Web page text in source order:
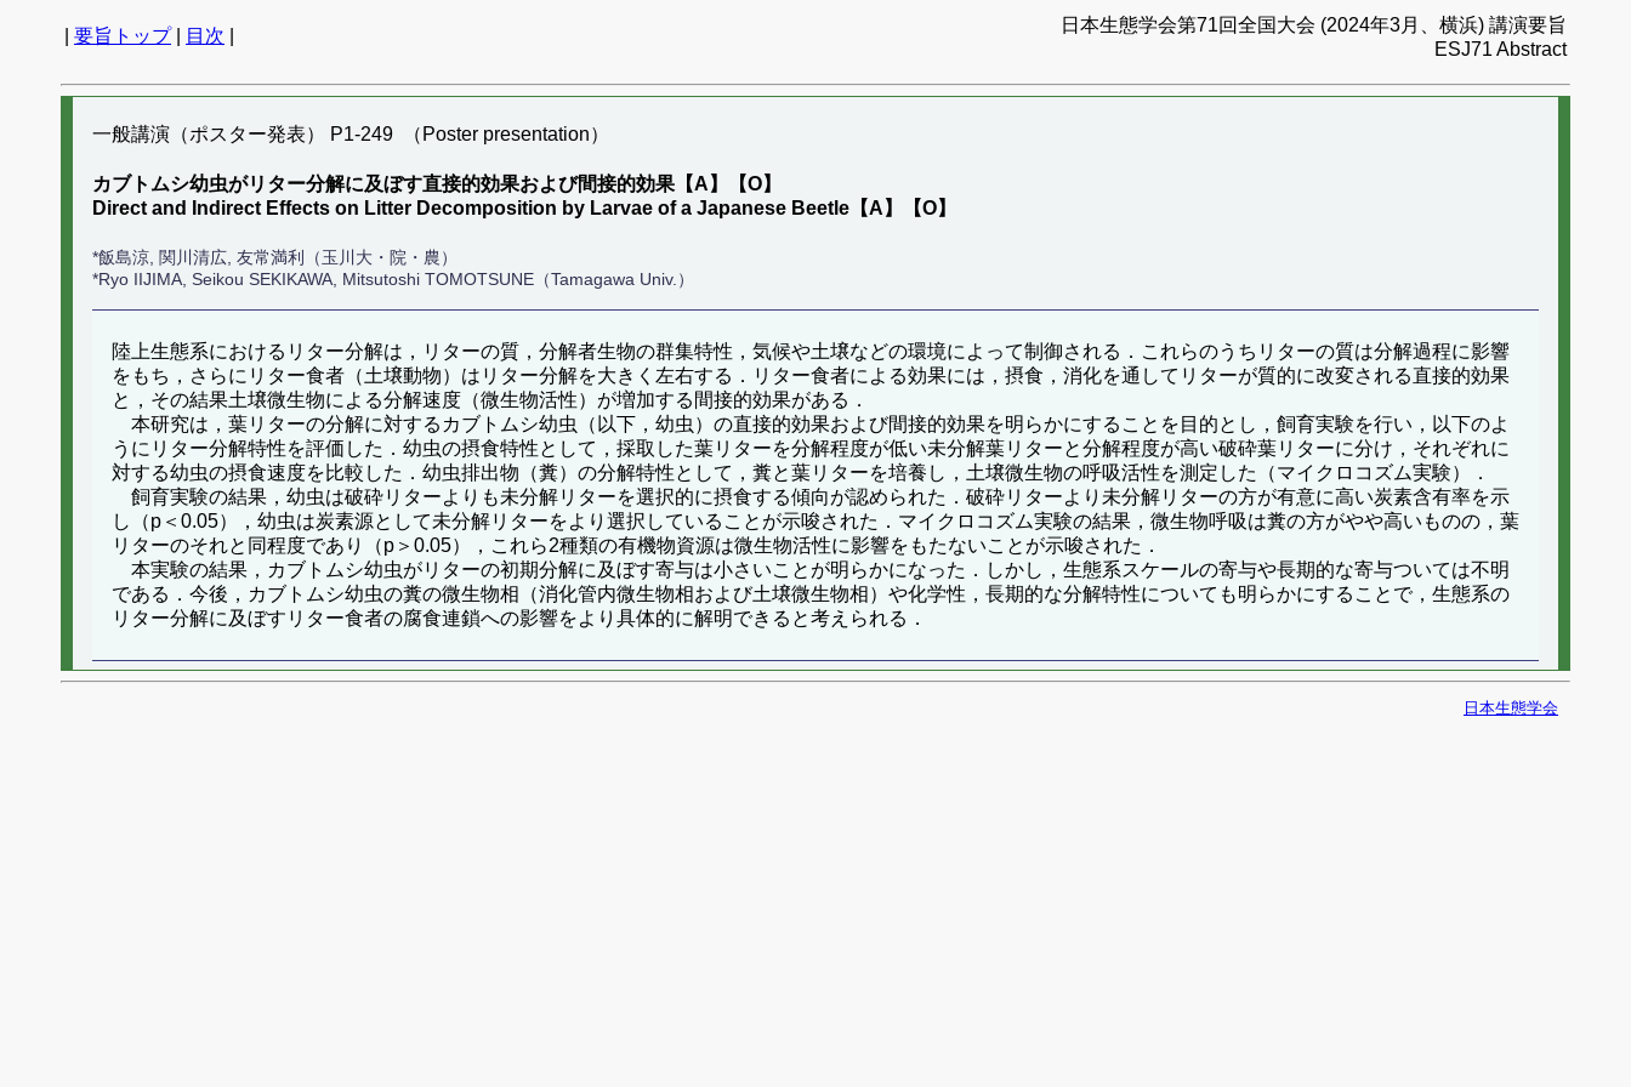
要旨トップ| 目次
日本生態学会第71回全国大会 (2024年3月、横浜) 講演要旨
ESJ71 Abstract
一般講演（ポスター発表） P1-249 （Poster presentation）
カブトムシ幼虫がリター分解に及ぼす直接的効果および間接的効果【A】【O】
Direct and Indirect Effects on Litter Decomposition by Larvae of a Japanese Beetle【A】【O】
*飯島涼, 関川清広, 友常満利（玉川大・院・農）
*Ryo IIJIMA, Seikou SEKIKAWA, Mitsutoshi TOMOTSUNE（Tamagawa Univ.）
陸上生態系におけるリター分解は，リターの質，分解者生物の群集特性，気候や土壌などの環境によって制御される．これらのうちリターの質は分解過程に影響
をもち，さらにリター食者（土壌動物）はリター分解を大きく左右する．リター食者による効果には，摂食，消化を通してリターが質的に改変される直接的効果
と，その結果土壌微生物による分解速度（微生物活性）が増加する間接的効果がある．
本研究は，葉リターの分解に対するカブトムシ幼虫（以下，幼虫）の直接的効果および間接的効果を明らかにすることを目的とし，飼育実験を行い，以下のよ
うにリター分解特性を評価した．幼虫の摂食特性として，採取した葉リターを分解程度が低い未分解葉リターと分解程度が高い破砕葉リターに分け，それぞれに
対する幼虫の摂食速度を比較した．幼虫排出物（糞）の分解特性として，糞と葉リターを培養し，土壌微生物の呼吸活性を測定した（マイクロコズム実験）．
飼育実験の結果，幼虫は破砕リターよりも未分解リターを選択的に摂食する傾向が認められた．破砕リターより未分解リターの方が有意に高い炭素含有率を示
し（p＜0.05），幼虫は炭素源として未分解リターをより選択していることが示唆された．マイクロコズム実験の結果，微生物呼吸は糞の方がやや高いものの，葉
リターのそれと同程度であり（p＞0.05），これら2種類の有機物資源は微生物活性に影響をもたないことが示唆された．
本実験の結果，カブトムシ幼虫がリターの初期分解に及ぼす寄与は小さいことが明らかになった．しかし，生態系スケールの寄与や長期的な寄与ついては不明
である．今後，カブトムシ幼虫の糞の微生物相（消化管内微生物相および土壌微生物相）や化学性，長期的な分解特性についても明らかにすることで，生態系の
リター分解に及ぼすリター食者の腐食連鎖への影響をより具体的に解明できると考えられる．
日本生態学会